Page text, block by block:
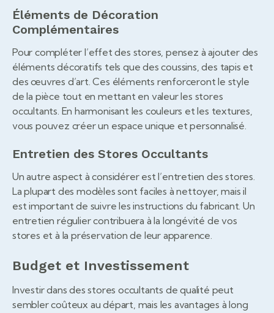
Éléments de Décoration
Complémentaires
Pour compléter l’effet des stores, pensez à ajouter des
éléments décoratifs tels que des coussins, des tapis et
des œuvres d’art. Ces éléments renforceront le style
de la pièce tout en mettant en valeur les stores
occultants. En harmonisant les couleurs et les textures,
vous pouvez créer un espace unique et personnalisé.
Entretien des Stores Occultants
Un autre aspect à considérer est l’entretien des stores.
La plupart des modèles sont faciles à nettoyer, mais il
est important de suivre les instructions du fabricant. Un
entretien régulier contribuera à la longévité de vos
stores et à la préservation de leur apparence.
Budget et Investissement
Investir dans des stores occultants de qualité peut
sembler coûteux au départ, mais les avantages à long